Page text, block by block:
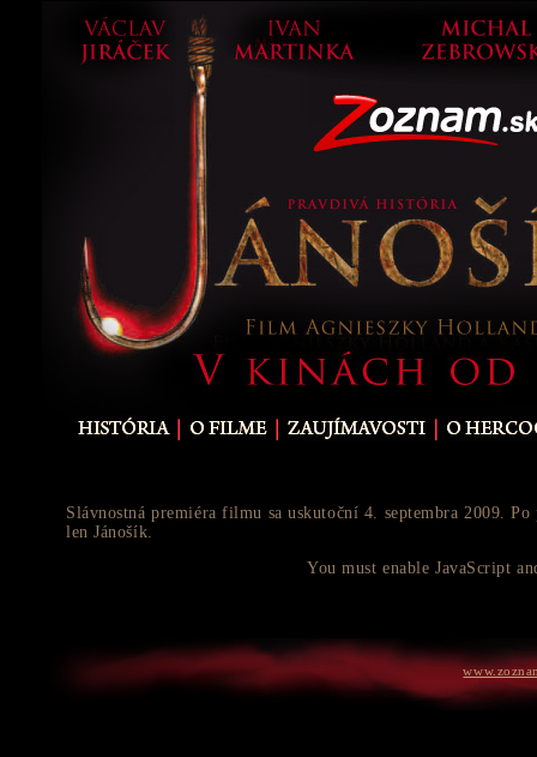
Slávnostná premiéra filmu sa uskutoční 4. septembra 2009.
len Jánošík.
You must enable JavaScript